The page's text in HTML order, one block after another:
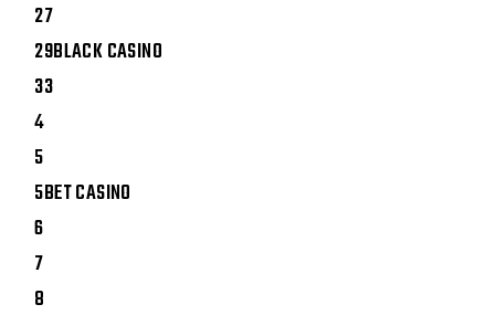
27
29BLACK CASINO
33
4
5
5BET CASINO
6
7
8